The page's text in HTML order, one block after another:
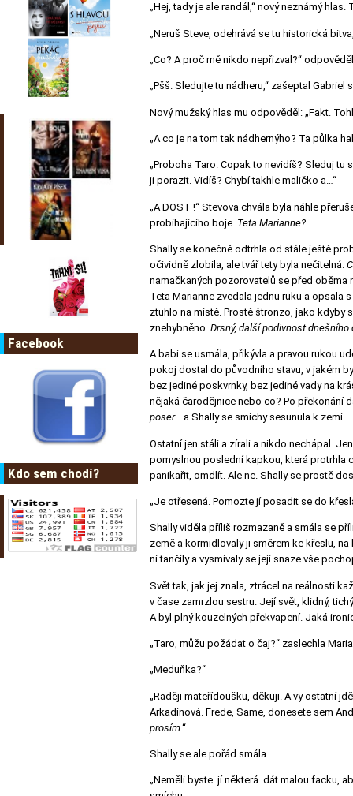
Facebook
Kdo sem chodí?
„Hej, tady je ale randál,“ nový neznámý
„Neruš Steve, odehrává se tu historická
„Co? A proč mě nikdo nepřizval?“
„Pšš. Sledujte tu nádheru,“ zašeptal Gabriel
Nový mužský hlas mu odpověděl: „Fakt.
„A co je na tom tak nádhernýho? Ta půlka
„Proboha Taro. Copak to nevidíš? Sleduj tu
ji porazit. Vidíš? Chybí takhle maličko a…“
„A DOST !“ Stevova chvála byla náhle
probíhajícího boje. Teta Marianne?
Shally se konečně odtrhla od stále ještě
očividně zlobila, ale tvář tety byla nečitelná.
namačkaných pozorovatelů se před
Teta Marianne zvedala jednu ruku a opsala
ztuhlo na místě. Prostě štronzo, jako kdyby
znehybněno. Drsný, další podivnost dnešního
A babi se usmála, přikývla a pravou rukou
pokoj dostal do původního stavu, v jakém
bez jediné poskvrnky, bez jediné vady na
nějaká čarodějnice nebo co? Po překonání
poser… a Shally se smíchy sesunula k zemi.
Ostatní jen stáli a zírali a nikdo nechápal.
pomyslnou poslední kapkou, která protrhla
panikařit, omdlít. Ale ne. Shally se prostě
„Je otřesená. Pomozte jí posadit se do
Shally viděla příliš rozmazaně a smála se
země a kormidlovaly ji směrem ke křeslu,
ní tančily a vysmívaly se její snaze vše
Svět tak, jak jej znala, ztrácel na reálnosti
v čase zamrzlou sestru. Její svět, klidný,
A byl plný kouzelných překvapení. Jaká
„Taro, můžu požádat o čaj?“ zaslechla
„Meduňka?“
„Raději mateřídoušku, děkuji. A vy ostatní
Arkadinová. Frede, Same, donesete sem
prosím.“
Shally se ale pořád smála.
„Neměli byste jí některá dát malou facku,